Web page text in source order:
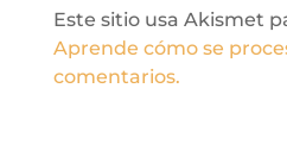
Este sitio usa Akismet
Aprende cómo se
comentarios.